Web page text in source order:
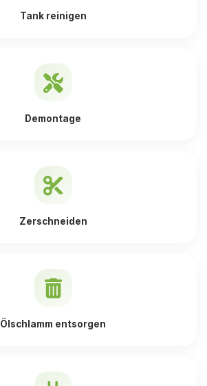
Tank reinigen
Demontage
Zerschneiden
Ölschlamm entsorgen